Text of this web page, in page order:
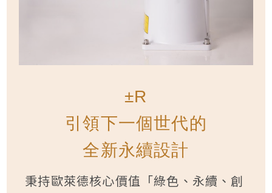
±R
引領下一個世代的
全新永續設計
秉持歐萊德核心價值「綠色、永續、創